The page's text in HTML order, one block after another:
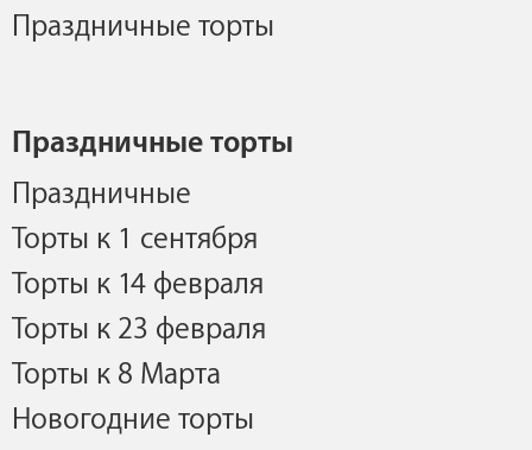
Праздничные торты
Праздничные торты
Праздничные
Торты к 1 сентября
Торты к 14 февраля
Торты к 23 февраля
Торты к 8 Марта
Новогодние торты